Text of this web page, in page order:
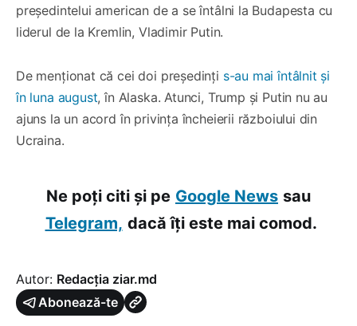
președintelui american de a se întâlni la Budapesta cu
liderul de la Kremlin, Vladimir Putin.
De menționat că cei doi președinți s-au mai întâlnit și
în luna august, în Alaska. Atunci, Trump și Putin nu au
ajuns la un acord în privința încheierii războiului din
Ucraina.
Ne poți citi și pe Google News sau
Telegram, dacă îți este mai comod.
Autor: Redacția ziar.md
Abonează-te